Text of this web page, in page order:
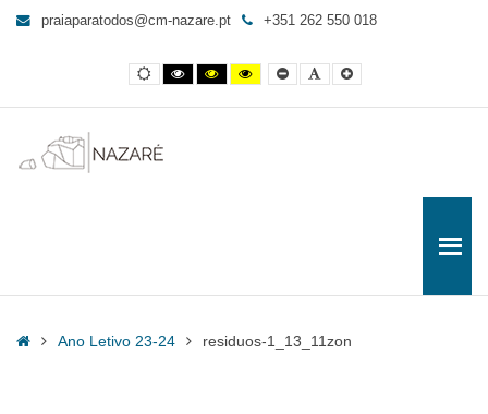
residuos-
para
praiaparatodos@cm-nazare.pt +351 262 550 018
Contraste
normal
Contraste
preto
branco
Contraste
preto
amarelo
Yellow
and
contrast
Smaller
Font
Letra
por
Letra
maior
HomeAno Letivo 23-24 residuos-1_13_11zon